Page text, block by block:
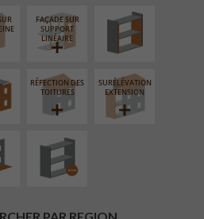
FAÇADE SUR
SUPPORT
LINÉAIRE
RÉFECTION DES
TOITURES
SURÉLÉVATION
EXTENSION
PROCÉDÉ
PARTICULIER